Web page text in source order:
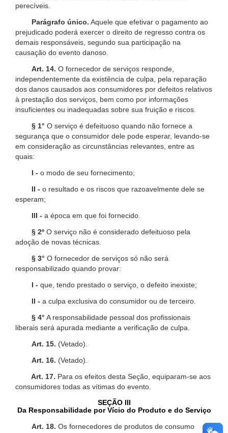
perecíveis.
Parágrafo único. Aquele que efetivar o pagamento ao
prejudicado poderá exercer o direito de regresso contra os
demais responsáveis, segundo sua participação na
causação do evento danoso.
Art. 14. O fornecedor de serviços responde,
independentemente da existência de culpa, pela reparação
dos danos causados aos consumidores por defeitos relativos
à prestação dos serviços, bem como por informações
insuficientes ou inadequadas sobre sua fruição e riscos.
§ 1° O serviço é defeituoso quando não fornece a
segurança que o consumidor dele pode esperar, levando-se
em consideração as circunstâncias relevantes, entre as
quais:
I - o modo de seu fornecimento;
II - o resultado e os riscos que razoavelmente dele se
esperam;
III - a época em que foi fornecido.
§ 2º O serviço não é considerado defeituoso pela
adoção de novas técnicas.
§ 3° O fornecedor de serviços só não será
responsabilizado quando provar:
I - que, tendo prestado o serviço, o defeito inexiste;
II - a culpa exclusiva do consumidor ou de terceiro.
§ 4° A responsabilidade pessoal dos profissionais
liberais será apurada mediante a verificação de culpa.
Art. 15. (Vetado).
Art. 16. (Vetado).
Art. 17. Para os efeitos desta Seção, equiparam-se aos
consumidores todas as vítimas do evento.
SEÇÃO III
Da Responsabilidade por Vício do Produto e do Serviço
Art. 18. Os fornecedores de produtos de consumo